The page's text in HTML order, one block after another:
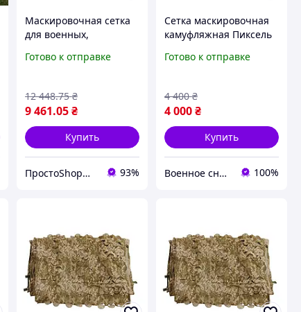
Маскировочная сетка
для военных,
камуфляжный элемент
зелёных листьев
Готово к отправке
9 461.05 ₴
12 448.75 ₴
Купить
ПростоShop🛒 - онлайн магазин простых товаров💡 93%
Сетка маскировочная
камуфляжная Пиксель
авто, техники и
Готово к отправке
4 000₴
4 400 ₴
Купить
Военное снаряжение, дроны и БПЛА | интернет-магазин QUASAR 100%